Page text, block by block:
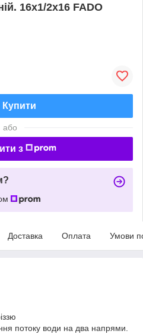
16х1/2х16 FADO
Купити
або
з
Доставка Оплата Умови
потоку води на два напрями.